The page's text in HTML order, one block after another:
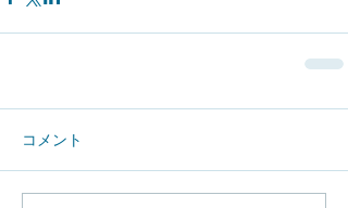
コメント